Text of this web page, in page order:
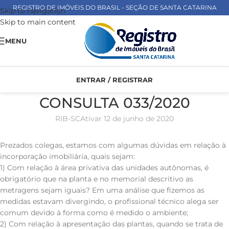
Skip to navigation
Skip to main content
REGISTRO DE IMÓVEIS DO BRASIL - SEÇÃO DE SANTA CATARINA
MENU
ENTRAR / REGISTRAR
CONSULTA 033/2020
RIB-SCAtivar 12 de junho de 2020
Prezados colegas, estamos com algumas dúvidas em relação à
incorporação imobiliária, quais sejam:
1) Com relação à área privativa das unidades autônomas, é
obrigatório que na planta e no memorial descritivo as
metragens sejam iguais? Em uma análise que fizemos as
medidas estavam divergindo, o profissional técnico alega ser
comum devido à forma como é medido o ambiente;
2) Com relação à apresentação das plantas, quando se trata de